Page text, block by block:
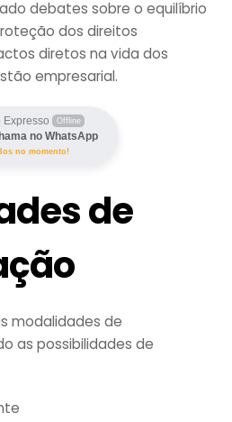
debates sobre o equilíbrio
dos direitos
diretos na vida dos
empresarial.
Expresso Offline
no WhatsApp
no momento!
de
modalidades de
as possibilidades de